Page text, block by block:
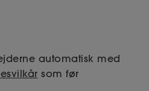
automatisk med
som før